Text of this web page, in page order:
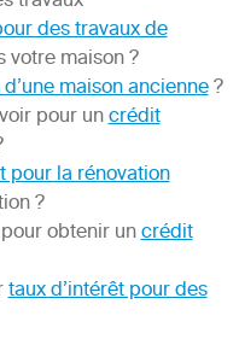
des travaux de
maison ?
maison ancienne?
pour uncrédit
pour la rénovation
?
obtenir uncrédit
taux d’intérêt pour des